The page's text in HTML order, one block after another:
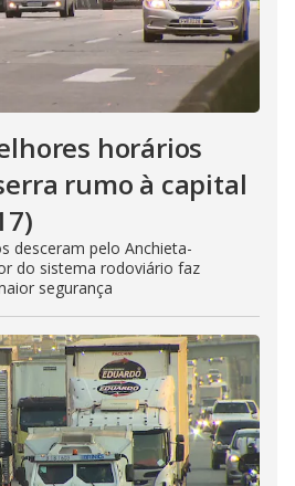
horários
rumo à capital
desceram pelo Anchieta-
do sistema rodoviário faz
segurança